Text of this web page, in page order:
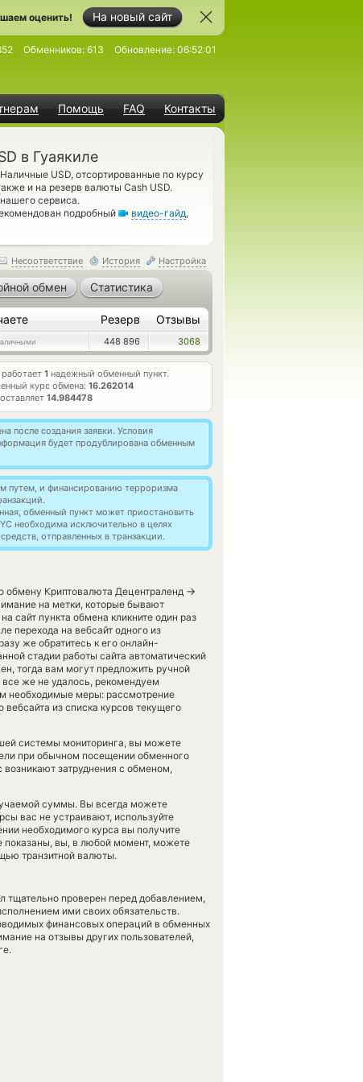
На новый сайт
оценить!
Помощь FAQ Контакты
Обменников: 613 Обновление: 06:52:01
в Гуаякиле
Наличные USD, отсортированные по курсу
и на резерв валюты Cash USD.
сервиса.
подробный
видео-гайд,
Несоответствие История Настройка
обмен Статистика
Резерв Отзывы
448 896 3068
1 надежный обменный пункт.
курс обмена: 16.262014
14.984478
после создания заявки. Условия
будет продублирована обменным
путем, и финансированию терроризма
обменный пункт может приостановить
необходима исключительно в целях
отправленных в транзакции.
обмену Криптовалюта Децентраленд →
на метки, которые бывают
сайт пункта обмена кликните один раз
перехода на вебсайт одного из
же обратитесь к его онлайн-
стадии работы сайта автоматический
тогда вам могут предложить ручной
же не удалось, рекомендуем
необходимые меры: рассмотрение
из списка курсов текущего
системы мониторинга, вы можете
при обычном посещении обменного
затруднения с обменом,
суммы. Вы всегда можете
вас не устраивают, используйте
необходимого курса вы получите
показаны, вы, в любой момент, можете
транзитной валюты.
проверен перед добавлением,
ими своих обязательств.
финансовых операций в обменных
на отзывы других пользователей,